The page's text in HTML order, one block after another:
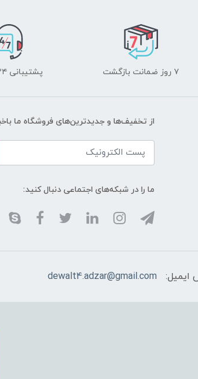
۷ روز ضمانت بازگشت پشتیبانی ۲۴ ساعته
از تخفیف‌ها و جدیدترین‌های فروشگاه ما
ما را در شبکه‌های اجتماعی دنبال کنید:
ایمیل: dewalt4.adzar@gmail.com